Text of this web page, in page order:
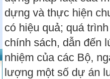
dựng và thực hiện
có hiệu quả; quá
chính sách, dẫn đến
nhiệm của các Bộ,
lượng một số dự án